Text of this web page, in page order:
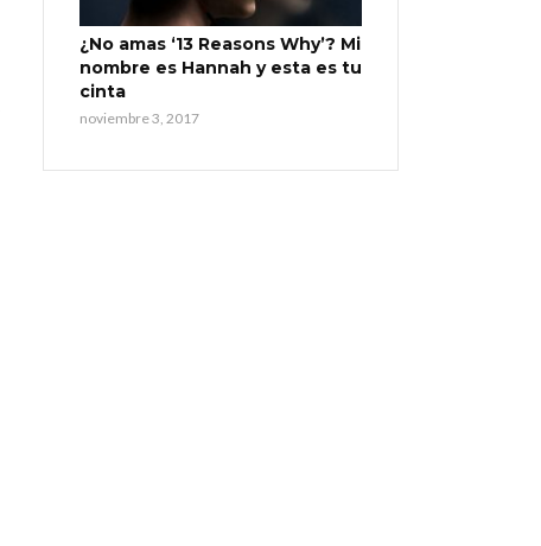
¿No amas ‘13 Reasons Why’? Mi
nombre es Hannah y esta es tu
cinta
noviembre 3, 2017